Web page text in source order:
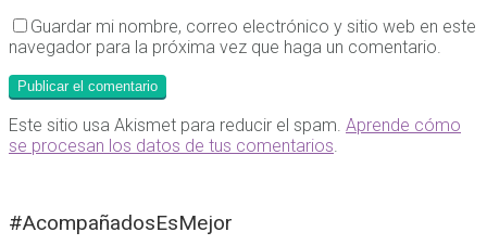
Guardar mi nombre, correo electrónico y sitio web en este
navegador para la próxima vez que haga un comentario.
Este sitio usa Akismet para reducir el spam. Aprende cómo
se procesan los datos de tus comentarios
#AcompañadosEsMejor